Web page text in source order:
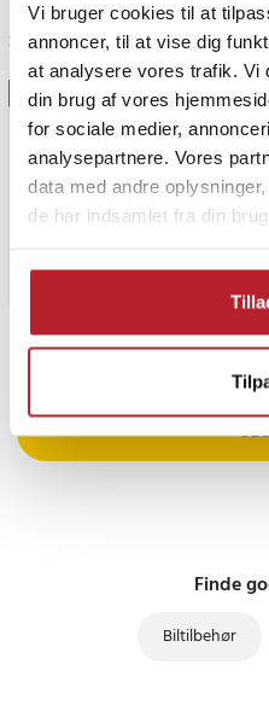
Vi bruger cookies til at
annoncer, til at vise dig
at analysere vores trafik. Vi
din brug af vores
for sociale medier,
analysepartnere. Vores
data med andre
de har indsamlet fra din
Sidst besøgt
BESTSELLERE
Finde
Biltilbehør